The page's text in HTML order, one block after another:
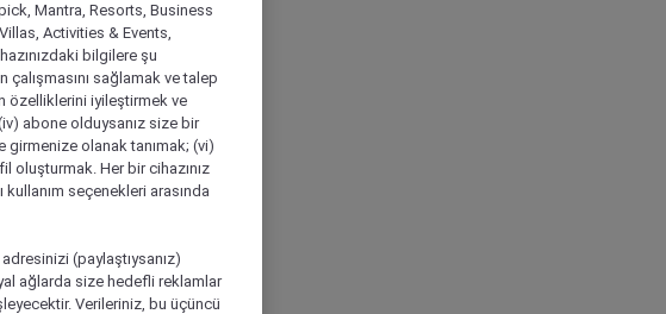
Mantra, Resorts, Business
Activities & Events,
bilgilere şu
sağlamak ve talep
özelliklerini iyileştirmek ve
abone olduysanız size bir
olanak tanımak; (vi)
oluşturmak. Her bir cihazınız
seçenekleri arasında
(paylaştıysanız)
ağlarda size hedefli reklamlar
Verileriniz, bu üçüncü